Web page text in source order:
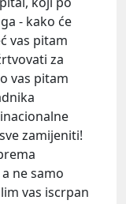
- kako će
vas pitam
za
vas pitam
zamijeniti!
ne samo
vas iscrpan